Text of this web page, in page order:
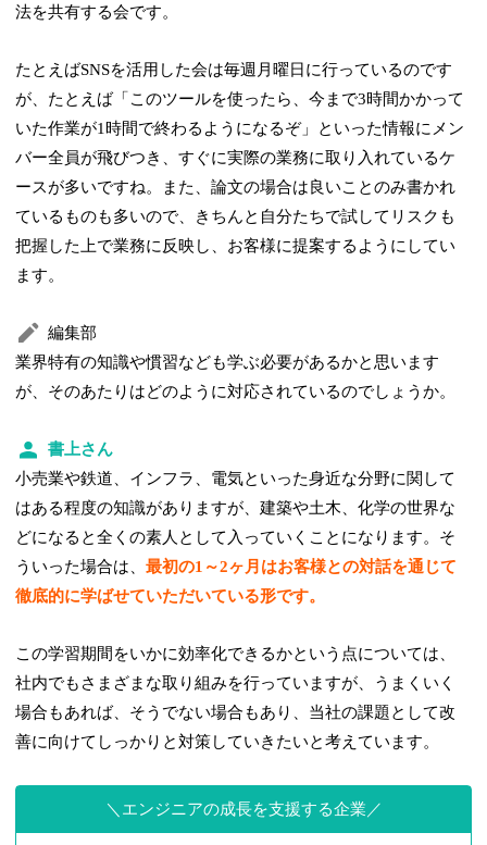
法を共有する会です。
たとえばSNSを活用した会は毎週月曜日に行っているのです
が、たとえば「このツールを使ったら、今まで3時間かかって
いた作業が1時間で終わるようになるぞ」といった情報にメン
バー全員が飛びつき、すぐに実際の業務に取り入れているケ
ースが多いですね。また、論文の場合は良いことのみ書かれ
ているものも多いので、きちんと自分たちで試してリスクも
把握した上で業務に反映し、お客様に提案するようにしてい
ます。
編集部
業界特有の知識や慣習なども学ぶ必要があるかと思います
が、そのあたりはどのように対応されているのでしょうか。
書上さん
小売業や鉄道、インフラ、電気といった身近な分野に関して
はある程度の知識がありますが、建築や土木、化学の世界な
どになると全くの素人として入っていくことになります。そ
ういった場合は、最初の1～2ヶ月はお客様との対話を通じて
徹底的に学ばせていただいている形です。
この学習期間をいかに効率化できるかという点については、
社内でもさまざまな取り組みを行っていますが、うまくいく
場合もあれば、そうでない場合もあり、当社の課題として改
善に向けてしっかりと対策していきたいと考えています。
エンジニアの成長を支援する企業